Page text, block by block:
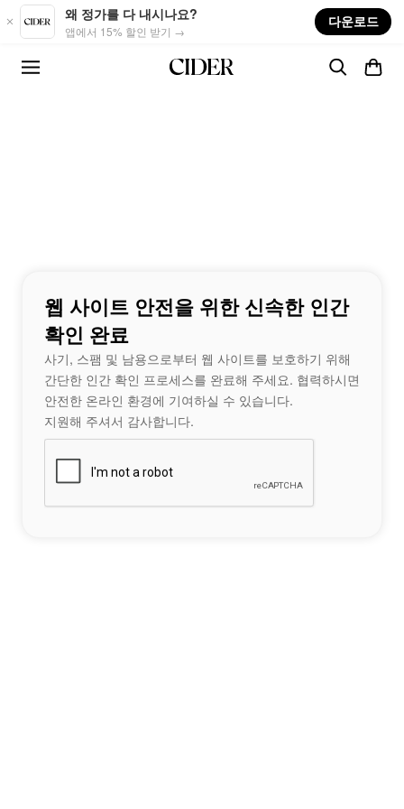
Skip to main content
왜 정가를 다 내시나요?
앱에서 15% 할인 받기 →
다운로드
웹 사이트 안전을 위한 신속한 인간
확인 완료
사기, 스팸 및 남용으로부터 웹 사이트를 보호하기 위해
간단한 인간 확인 프로세스를 완료해 주세요. 협력하시면
안전한 온라인 환경에 기여하실 수 있습니다.
지원해 주셔서 감사합니다.